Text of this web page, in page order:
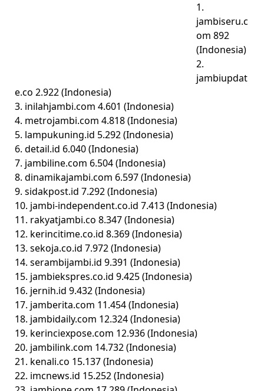
1.
jambiseru.c
om 892
(Indonesia)
2.
jambiupdat
e.co 2.922 (Indonesia)
3. inilahjambi.com 4.601 (Indonesia)
4. metrojambi.com 4.818 (Indonesia)
5. lampukuning.id 5.292 (Indonesia)
6. detail.id 6.040 (Indonesia)
7. jambiline.com 6.504 (Indonesia)
8. dinamikajambi.com 6.597 (Indonesia)
9. sidakpost.id 7.292 (Indonesia)
10. jambi-independent.co.id 7.413 (Indonesia)
11. rakyatjambi.co 8.347 (Indonesia)
12. kerincitime.co.id 8.369 (Indonesia)
13. sekoja.co.id 7.972 (Indonesia)
14. serambijambi.id 9.391 (Indonesia)
15. jambiekspres.co.id 9.425 (Indonesia)
16. jernih.id 9.432 (Indonesia)
17. jamberita.com 11.454 (Indonesia)
18. jambidaily.com 12.324 (Indonesia)
19. kerinciexpose.com 12.936 (Indonesia)
20. jambilink.com 14.732 (Indonesia)
21. kenali.co 15.137 (Indonesia)
22. imcnews.id 15.252 (Indonesia)